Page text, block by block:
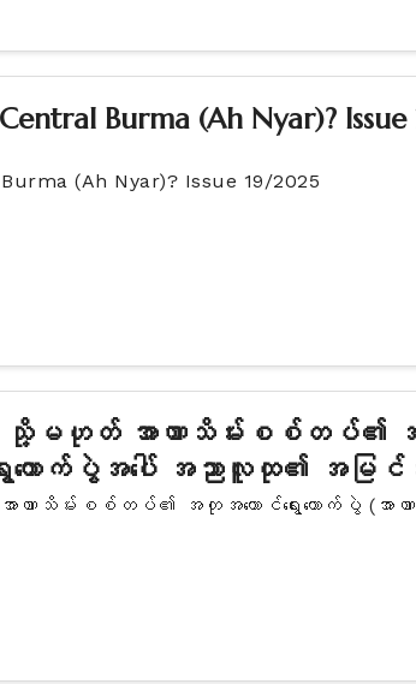
Burma (Ah Nyar)? Issue
(Ah Nyar)? Issue 19/2025
သို့မဟုတ် အာဏာသိမ်းစစ်တပ်၏ အတု
ောက်ပွဲအပေါ် အညာလူထု၏ အမြင်သဘ
ာသိမ်းစစ်တပ်၏ အတုအယောင်ရွေးကောက်ပွဲ (အာဏ